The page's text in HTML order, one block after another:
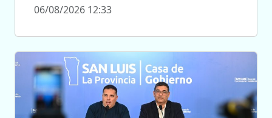
06/08/2026 12:33